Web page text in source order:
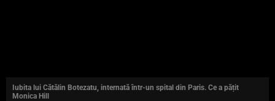
Iubita lui Cătălin Botezatu, internată într-un spital din Paris. Ce a pățit
Monica Hill